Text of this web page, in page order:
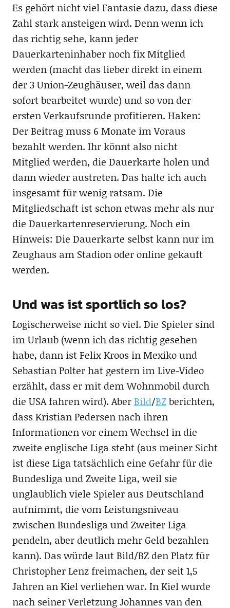
Es gehört nicht viel Fantasie dazu, dass diese
Zahl stark ansteigen wird. Denn wenn ich
das richtig sehe, kann jeder
Dauerkarteninhaber noch fix Mitglied
werden (macht das lieber direkt in einem
der 3 Union-Zeughäuser, weil das dann
sofort bearbeitet wurde) und so von der
ersten Verkaufsrunde profitieren. Haken:
Der Beitrag muss 6 Monate im Voraus
bezahlt werden. Ihr könnt also nicht
Mitglied werden, die Dauerkarte holen und
dann wieder austreten. Das halte ich auch
insgesamt für wenig ratsam. Die
Mitgliedschaft ist schon etwas mehr als nur
die Dauerkartenreservierung. Noch ein
Hinweis: Die Dauerkarte selbst kann nur im
Zeughaus am Stadion oder online gekauft
werden.
Und was ist sportlich so los?
Logischerweise nicht so viel. Die Spieler sind
im Urlaub (wenn ich das richtig gesehen
habe, dann ist Felix Kroos in Mexiko und
Sebastian Polter hat gestern im Live-Video
erzählt, dass er mit dem Wohnmobil durch
die USA fahren wird). AberBild/BZberichten,
dass Kristian Pedersen nach ihren
Informationen vor einem Wechsel in die
zweite englische Liga steht (aus meiner Sicht
ist diese Liga tatsächlich eine Gefahr für die
Bundesliga und Zweite Liga, weil sie
unglaublich viele Spieler aus Deutschland
aufnimmt, die vom Leistungsniveau
zwischen Bundesliga und Zweiter Liga
pendeln, aber deutlich mehr Geld bezahlen
kann). Das würde laut Bild/BZ den Platz für
Christopher Lenz freimachen, der seit 1,5
Jahren an Kiel verliehen war. In Kiel wurde
nach seiner Verletzung Johannes van den